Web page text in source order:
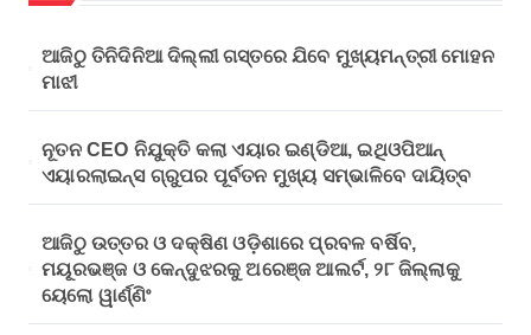
ଆଜିଠୁ ତିନିଦିନିଆ ଦିଲ୍ଲୀ ଗସ୍ତରେ ଯିବେ ମୁଖ୍ୟମନ୍ତ୍ରୀ ମୋହନ
ମାଝୀ
ନୂତନ CEO ନିଯୁକ୍ତି କଲା ଏୟାର ଇଣ୍ଡିଆ, ଇଥିଓପିଆନ୍
ଏୟାରଲାଇନ୍ସ ଗ୍ରୁପର ପୂର୍ବତନ ମୁଖ୍ୟ ସମ୍ଭାଳିବେ ଦାୟିତ୍ବ
ଆଜିଠୁ ଉତ୍ତର ଓ ଦକ୍ଷିଣ ଓଡ଼ିଶାରେ ପ୍ରବଳ ବର୍ଷିବ,
ମୟୂରଭଞ୍ଜ ଓ କେନ୍ଦୁଝରକୁ ଅରେଞ୍ଜ ଆଲର୍ଟ, ୨୮ ଜିଲ୍ଲାକୁ
ୟେଲୋ ୱାର୍ଣ୍ଣିଂ